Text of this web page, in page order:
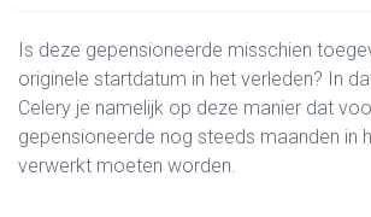
Is deze gepensioneerde misschien
originele startdatum in het verleden? In
Celery je namelijk op deze manier dat
gepensioneerde nog steeds maanden in
verwerkt moeten worden.